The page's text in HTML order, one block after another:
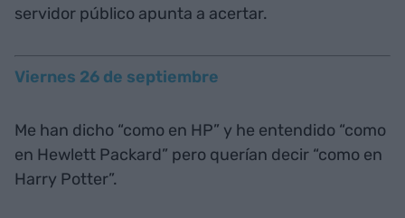
servidor público apunta a acertar.
Viernes 26 de septiembre
Me han dicho “como en HP” y he entendido “como
en Hewlett Packard” pero querían decir “como en
Harry Potter”.